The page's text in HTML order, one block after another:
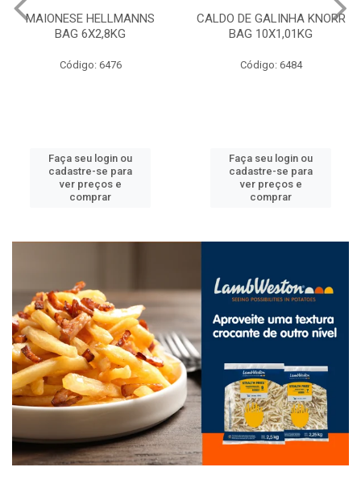
MAIONESE HELLMANNS
BAG 6X2,8KG
Código: 6476
Faça seu login ou
cadastre-se para
ver preços e
comprar
CALDO DE GALINHA KNORR
BAG 10X1,01KG
Código: 6484
Faça seu login ou
cadastre-se para
ver preços e
comprar